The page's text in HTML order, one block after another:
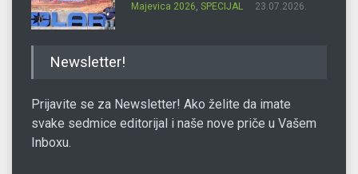
Majevica 2026, SPECIJAL 23.07.2026.
Newsletter!
Prijavite se za Newsletter! Ako želite da imate
svake sedmice editorijal i naše nove priče u Vašem
Inboxu.